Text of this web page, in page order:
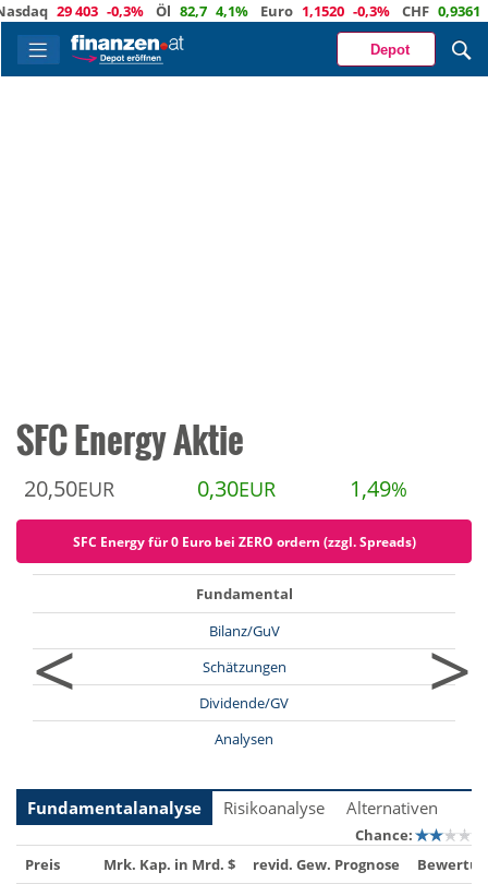
29 403 -0,3% Öl 82,7 4,1% Euro 1,1520 -0,3% CHF 0,9361
Depot
SFC Energy Aktie
20,50EUR 0,30EUR 1,49%
SFC Energy für 0 Euro bei ZERO ordern (zzgl. Spreads)
<
Fundamental
Bilanz/GuV
Schätzungen
Dividende/GV
Analysen
>
Fundamentalanalyse Risikoanalyse Alternativen
Chance:
Preis
Mrk. Kap. in Mrd. $ revid. Gew. Prognose